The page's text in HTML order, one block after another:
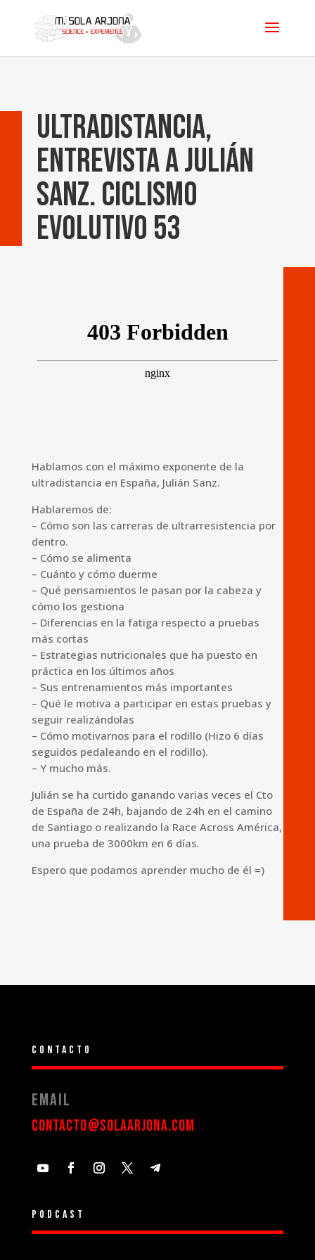
Ultradistancia,
entrevista a Julián
Sanz. Ciclismo
Evolutivo 53
Hablamos con el máximo exponente de la
ultradistancia en España, Julián Sanz.
Hablaremos de:
– Cómo son las carreras de ultrarresistencia por
dentro.
– Cómo se alimenta
– Cuánto y cómo duerme
– Qué pensamientos le pasan por la cabeza y
cómo los gestiona
– Diferencias en la fatiga respecto a pruebas
más cortas
– Estrategias nutricionales que ha puesto en
práctica en los últimos años
– Sus entrenamientos más importantes
– Qué le motiva a participar en estas pruebas y
seguir realizándolas
– Cómo motivarnos para el rodillo (Hizo 6 días
seguidos pedaleando en el rodillo).
– Y mucho más.
Julián se ha curtido ganando varias veces el Cto
de España de 24h, bajando de 24h en el camino
de Santiago o realizando la Race Across América,
una prueba de 3000km en 6 días.
Espero que podamos aprender mucho de él =)
Contacto
Email
contacto@solaarjona.com
Podcast